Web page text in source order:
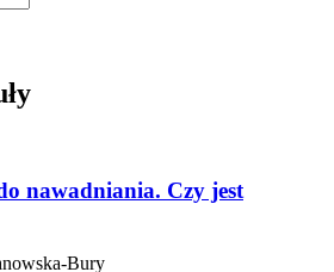
nawadniania. Czy jest
Bury